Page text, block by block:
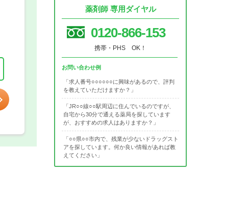
パート(週4日～5日)
薬剤師 専用ダイヤル
0120-866-153
携帯・PHS OK！
お問い合わせ例
「求人番号○○○○○○に興味があるので、評判
を教えていただけますか？」
「JR○○線○○駅周辺に住んでいるのですが、
自宅から30分で通える薬局を探しています
が、おすすめの求人はありますか？」
「○○県○○市内で、残業が少ないドラッグスト
アを探しています。何か良い情報があれば教
えてください」